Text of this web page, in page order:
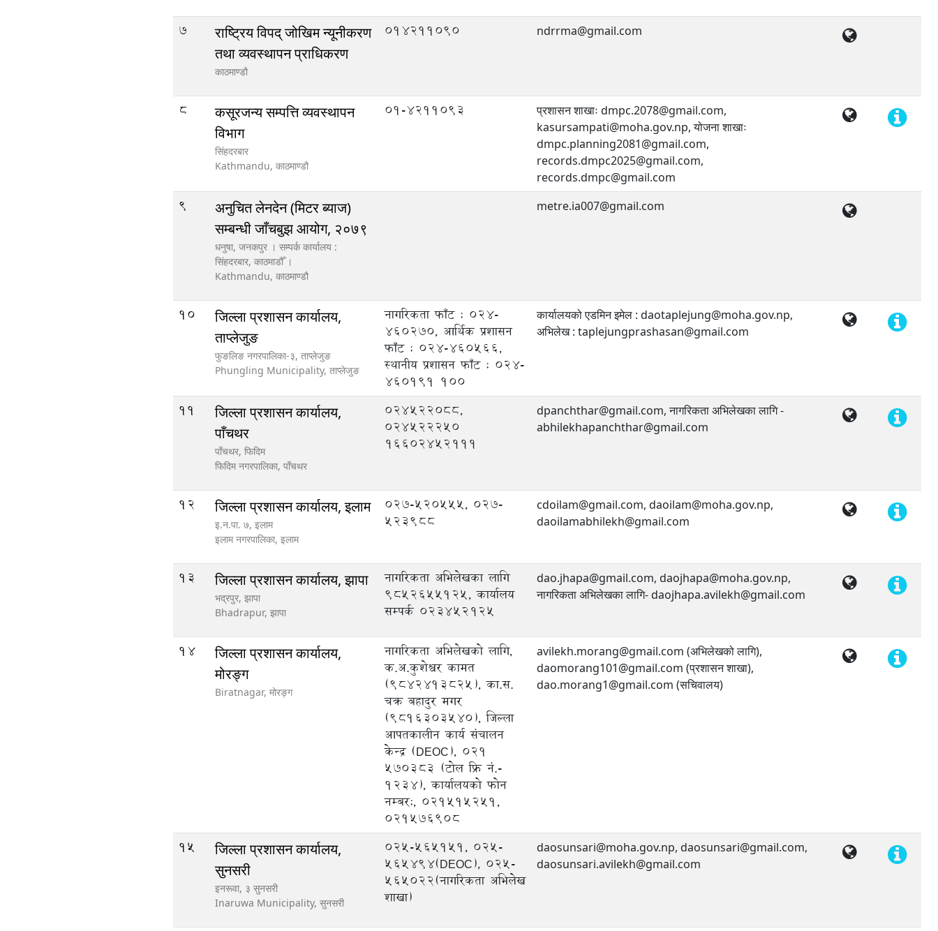
7
राष्ट्रिय विपद् जोखिम न्यूनीकरण
तथा व्यवस्थापन प्राधिकरण
काठमाण्डौ
014211090 ndrrma@gmail.com
8
कसूरजन्य सम्पत्ति व्यवस्थापन
विभाग
सिंहदरबार
Kathmandu, काठमाण्डौ
01-4211093
प्रशासन शाखाः dmpc.2078@gmail.com,
kasursampati@moha.gov.np, योजना शाखाः
dmpc.planning2081@gmail.com,
records.dmpc2025@gmail.com,
records.dmpc@gmail.com
9
अनुचित लेनदेन (मिटर ब्याज)
सम्बन्धी जाँचबुझ आयोग, २०७९
धनुषा, जनकपुर । सम्पर्क कार्यालय :
सिंहदरबार, काठमाडौँ ।
Kathmandu, काठमाण्डौ
metre.ia007@gmail.com
10
जिल्ला प्रशासन कार्यालय,
ताप्लेजुङ
फुङलिङ नगरपालिका-३, ताप्लेजुङ
Phungling Municipality, ताप्लेजुङ
नागरिकता फाँट : 024-
460270, आर्थिक प्रशासन
फाँट : 024-460566,
स्थानीय प्रशासन फाँट : 024-
460191 100
कार्यालयको एडमिन इमेल : daotaplejung@moha.gov.np,
अभिलेख : taplejungprashasan@gmail.com
11
जिल्ला प्रशासन कार्यालय,
पाँचथर
पाँचथर, फिदिम
फिदिम नगरपालिका, पाँचथर
०२४५२२०८८,
०२४५२२२५०
१६६०२४५२१११
dpanchthar@gmail.com, नागरिकता अभिलेखका लागि -
abhilekhapanchthar@gmail.com
12 जिल्ला प्रशासन कार्यालय, इलाम
इ‍‍‍‌.न.पा. ७, इलाम
इलाम नगरपालिका, इलाम
027-520555, 027-
523988
cdoilam@gmail.com, daoilam@moha.gov.np,
daoilamabhilekh@gmail.com
13 जिल्ला प्रशासन कार्यालय, झापा
भद्रपुर, झापा
Bhadrapur, झापा
नागरिकता अभिलेखका लागि
9852655125, कार्यालय
सम्पर्क ०२३४५२१२५
dao.jhapa@gmail.com, daojhapa@moha.gov.np,
नागरिकता अभिलेखका लागि- daojhapa.avilekh@gmail.com
14
जिल्ला प्रशासन कार्यालय,
मोरङ्ग
Biratnagar, मोरङ्ग
नागरिकता अभिलेखको लागि,
क.अ.कुशेश्वर कामत
(9842413825), का.स.
चक्र बहादुर मगर
(9816303540), जिल्ला
आपतकालीन कार्य संचालन
केन्द्र (DEOC), 021
570383 (टोल फ्रि नं.-
1234), कार्यालयको फोन
नम्बर:, 021515251,
021576908
avilekh.morang@gmail.com (अभिलेखको लागि),
daomorang101@gmail.com (प्रशासन शाखा),
dao.morang1@gmail.com (सचिवालय)
15
जिल्ला प्रशासन कार्यालय,
सुनसरी
इनरूवा, ३ सुनसरी
Inaruwa Municipality, सुनसरी
025-565151, 025-
565494(DEOC), 025-
565022(नागरिकता अभिलेख
शाखा)
daosunsari@moha.gov.np, daosunsari@gmail.com,
daosunsari.avilekh@gmail.com